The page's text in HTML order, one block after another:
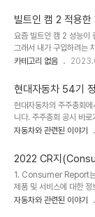
포켓몬 디스플레이 테마
료 디스플레이 테마입니
ON/OFF 애니메이션까
을 등록한 뒤, 블루링크 ..
빌트인 캠 2 적용
요즘 빌트인 캠 2 성능이
그래서 내가 구입하려는
알아보도록 하자. 1. 빌트
추천한다 https://
캠 vs 빌트인 캠 2 비교
양산함) 빌트인 캠 2가
는 이름으로 판매하고 있
라고 이름까지
카테고리 없음
현대자동차 54기
일)
현대자동차의 주주총회
니다. 주주총회 공시 바
문제를 개선하기 위해 기
한 기준일을 2주 전 공고
록 하는 등 배당 절차를
회의 전문성과 다양성을
로 늘렸습니다. 사내 이
(COO) 사장이 신규 선임
자동차와 관련된 이야기
2022 CR지
1. Consumer Report는
제품 및 서비스에 대한
선 꽤 영향력이 있는 잡지
자동차와 관련된 이야기